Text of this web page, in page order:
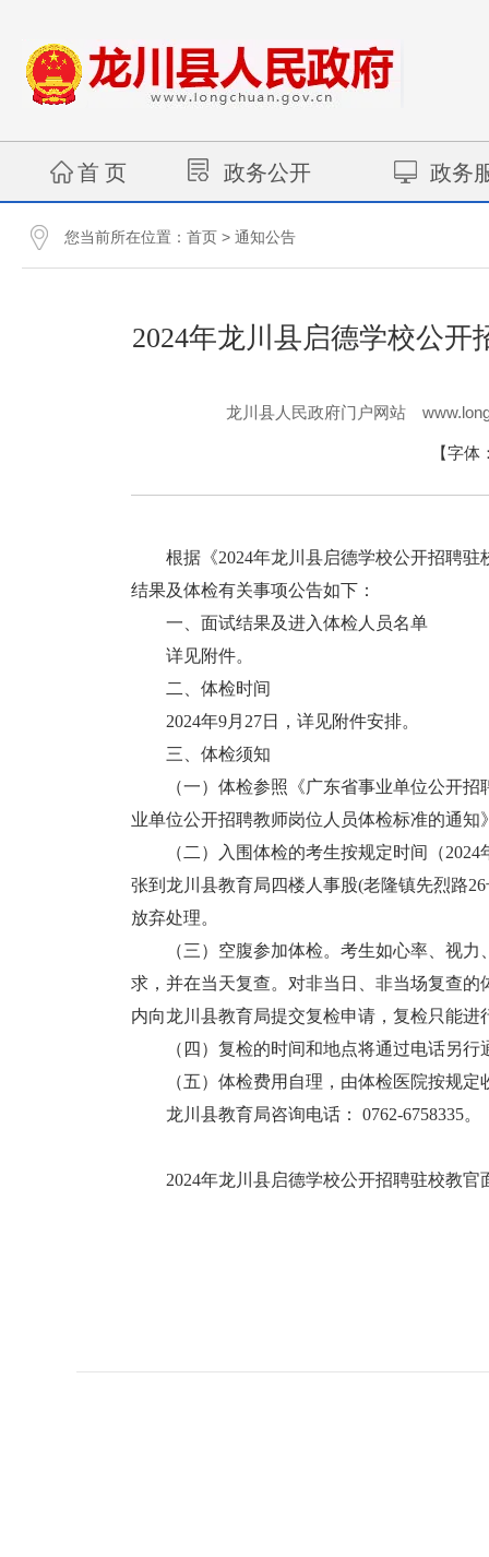
首 页 政务公开 政务
您当前所在位置： 首页 > 通知公告
2024年龙川县启德学校公
龙川县人民政府门户网站
【字体
根据《2024年龙川县启德学校公开招聘驻
结果及体检有关事项公告如下：
一、面试结果及进入体检人员名单
详见附件。
二、体检时间
2024年9月27日，详见附件安排。
三、体检须知
（一）体检参照《广东省事业单位公开招
业单位公开招聘教师岗位人员体检标准的通知
（二）入围体检的考生按规定时间（2024
张到龙川县教育局四楼人事股(老隆镇先烈路
放弃处理。
（三）空腹参加体检。考生如心率、视力
求，并在当天复查。对非当日、非当场复查
内向龙川县教育局提交复检申请，复检只能
（四）复检的时间和地点将通过电话另行
（五）体检费用自理，由体检医院按规定
龙川县教育局咨询电话： 0762-6758335。
2024年龙川县启德学校公开招聘驻校教